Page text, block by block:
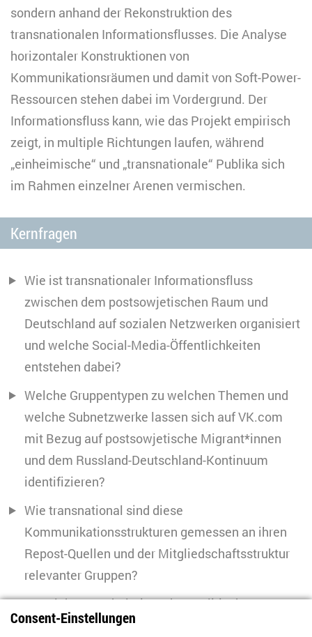
sondern anhand der Rekonstruktion des
transnationalen Informationsflusses. Die Analyse
horizontaler Konstruktionen von
Kommunikationsräumen und damit von Soft-Power-
Ressourcen stehen dabei im Vordergrund. Der
Informationsfluss kann, wie das Projekt empirisch
zeigt, in multiple Richtungen laufen, während
„einheimische“ und „transnationale“ Publika sich
im Rahmen einzelner Arenen vermischen.
Kernfragen
Wie ist transnationaler Informationsfluss
zwischen dem postsowjetischen Raum und
Deutschland auf sozialen Netzwerken organisiert
und welche Social-Media-Öffentlichkeiten
entstehen dabei?
Welche Gruppentypen zu welchen Themen und
welche Subnetzwerke lassen sich auf VK.com
mit Bezug auf postsowjetische Migrant*innen
und dem Russland-Deutschland-Kontinuum
identifizieren?
Wie transnational sind diese
Kommunikationsstrukturen gemessen an ihren
Repost-Quellen und der Mitgliedschaftsstruktur
relevanter Gruppen?
In welchem Verhältnis stehen politische
Positionen zu offiziellen russischen Diskursen
Consent-Einstellungen